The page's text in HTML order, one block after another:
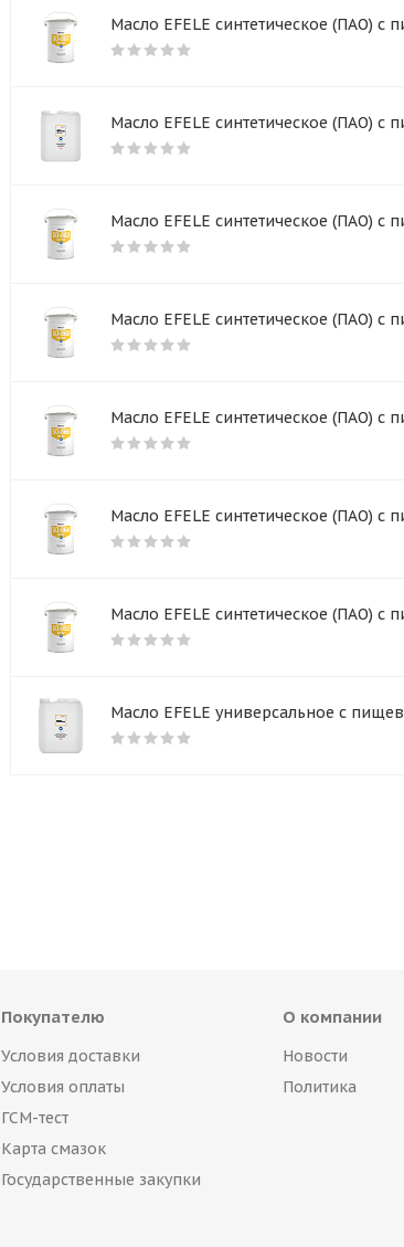
Масло EFELE синтетическое (ПАО) с
Масло EFELE синтетическое (ПАО) с
Масло EFELE синтетическое (ПАО) с
Масло EFELE синтетическое (ПАО) с
Масло EFELE синтетическое (ПАО) с
Масло EFELE синтетическое (ПАО) с
Масло EFELE синтетическое (ПАО) с
Масло EFELE универсальное с
Покупателю
Условия доставки
Условия оплаты
ГСМ-тест
Карта смазок
Государственные закупки
О компании
Новости
Политика